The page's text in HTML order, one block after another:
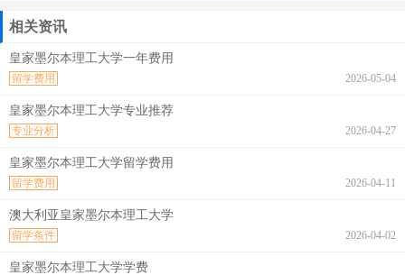
相关资讯
皇家墨尔本理工大学一年费用
2026-05-04
留学费用
皇家墨尔本理工大学专业推荐
2026-04-27
专业分析
皇家墨尔本理工大学留学费用
2026-04-11
留学费用
澳大利亚皇家墨尔本理工大学
2026-04-02
留学条件
皇家墨尔本理工大学学费